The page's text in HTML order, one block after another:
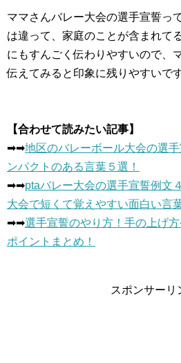
ママさんバレー大会の選手宣誓っ
は違って、家庭のことが含まれて
にもすんごく伝わりやすいので、
伝えてみると印象に残りやすいで
【合わせて読みたい記事】
➡︎➡︎地区のバレーボール大会の選
ンパクトのある言葉５選！
➡︎➡︎ptaバレー大会の選手宣誓例文
大会で短くて覚えやすい面白い言
➡︎➡︎選手宣誓のやり方！手の上げ
ポイントまとめ！
スポンサーリ